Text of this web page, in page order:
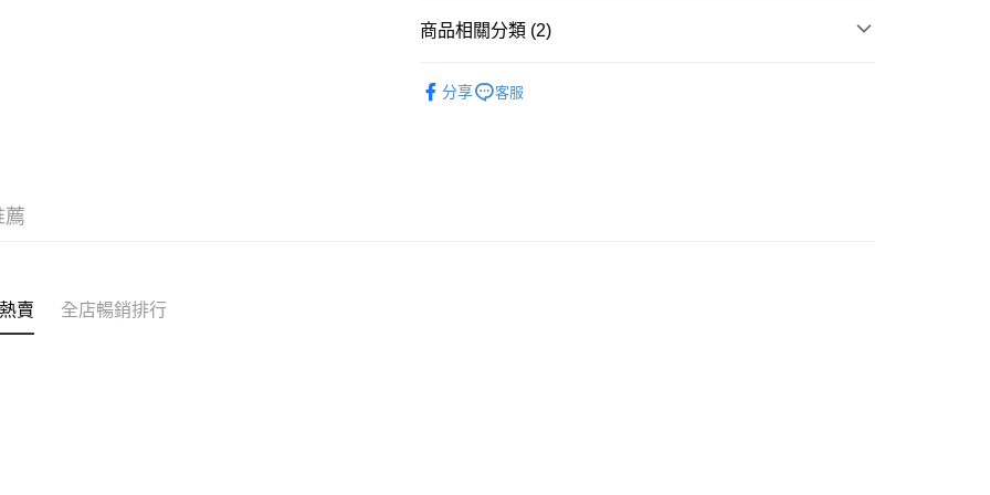
送貨方式
付款後順豐自助櫃
商品相關分類 (2)
分享 客服
薦
賣 全店暢銷排行